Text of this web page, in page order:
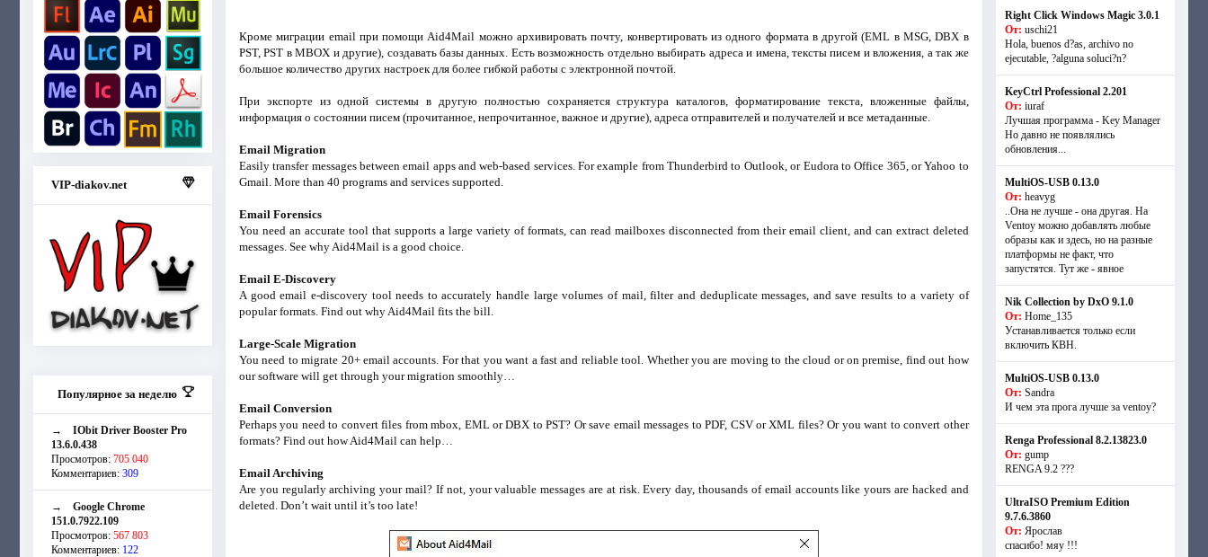
VIP-diakov.net
Популярное за неделю
→ IObit Driver Booster Pro
13.6.0.438
Просмотров: 705 040
Комментариев: 309
→ Google Chrome
151.0.7922.109
Просмотров: 567 803
Комментариев: 122
Кроме миграции email при помощи Aid4Mail можно архивировать почту, конвертировать из одного формата в другой (EML в MSG, DBX в
PST, PST в MBOX и другие), создавать базы данных. Есть возможность отдельно выбирать адреса и имена, тексты писем и вложения, а так же
большое количество других настроек для более гибкой работы с электронной почтой.
При экспорте из одной системы в другую полностью сохраняется структура каталогов, форматирование текста, вложенные файлы,
информация о состоянии писем (прочитанное, непрочитанное, важное и другие), адреса отправителей и получателей и все метаданные.
Email Migration
Easily transfer messages between email apps and web-based services. For example from Thunderbird to Outlook, or Eudora to Office 365, or Yahoo to
Gmail. More than 40 programs and services supported.
Email Forensics
You need an accurate tool that supports a large variety of formats, can read mailboxes disconnected from their email client, and can extract deleted
messages. See why Aid4Mail is a good choice.
Email E-Discovery
A good email e-discovery tool needs to accurately handle large volumes of mail, filter and deduplicate messages, and save results to a variety of
popular formats. Find out why Aid4Mail fits the bill.
Large-Scale Migration
You need to migrate 20+ email accounts. For that you want a fast and reliable tool. Whether you are moving to the cloud or on premise, find out how
our software will get through your migration smoothly…
Email Conversion
Perhaps you need to convert files from mbox, EML or DBX to PST? Or save email messages to PDF, CSV or XML files? Or you want to convert other
formats? Find out how Aid4Mail can help…
Email Archiving
Are you regularly archiving your mail? If not, your valuable messages are at risk. Every day, thousands of email accounts like yours are hacked and
deleted. Don’t wait until it’s too late!
Right Click Windows Magic 3.0.1
От: uschi21
Hola, buenos d?as, archivo no
ejecutable, ?alguna soluci?n?
KeyCtrl Professional 2.201
От: iuraf
Лучшая программа - Key Manager
Но давно не появлялись
обновления...
MultiOS-USB 0.13.0
От: heavyg
..Она не лучше - она другая. На
Ventoy можно добавлять любые
образы как и здесь, но на разные
платформы не факт, что
запустятся. Тут же - явное
Nik Collection by DxO 9.1.0
От: Home_135
Устанавливается только если
включить КВН.
MultiOS-USB 0.13.0
От: Sandra
И чем эта прога лучше за ventoy?
Renga Professional 8.2.13823.0
От: gump
RENGA 9.2 ???
UltraISO Premium Edition
9.7.6.3860
От: Ярослав
спасибо! мяу !!!